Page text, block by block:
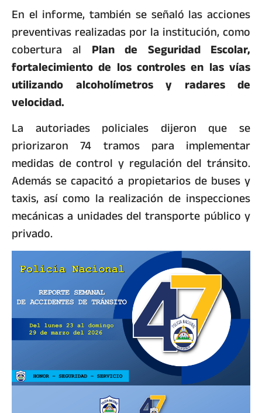
En el informe, también se señaló las acciones
preventivas realizadas por la institución, como
cobertura al Plan de Seguridad Escolar,
fortalecimiento de los controles en las vías
utilizando alcoholímetros y radares de
velocidad.
La autoriades policiales dijeron que se
priorizaron 74 tramos para implementar
medidas de control y regulación del tránsito.
Además se capacitó a propietarios de buses y
taxis, así como la realización de inspecciones
mecánicas a unidades del transporte público y
privado.